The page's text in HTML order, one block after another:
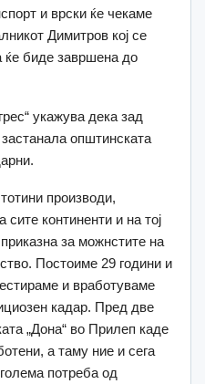
и врски ќе чекаме
Димитров кој се
ќе биде завршена до
укажува дека зад
општинската
производи,
континенти и на тој
за можнстите на
Постоиме 29 години и
и вработуваме
кадар. Пред две
„Дона“ во Прилеп каде
а таму ние и сега
потреба од